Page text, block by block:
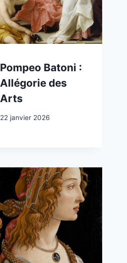
Pompeo Batoni :
Allégorie des
Arts
22 janvier 2026